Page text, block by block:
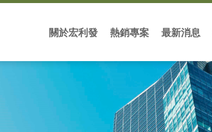
關於宏利發 熱銷專案 最新消息